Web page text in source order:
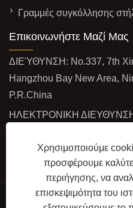
Χρησιμοποιούμε
προσφέρουμε
περιήγησης, να
επισκεψιμότητα του
Γραμμές συγκόλλησης
Επικοινωνήστε Μαζί Μας
ΔΙΕΎΘΥΝΣΗ: No.337, 7th
Hangzhou Bay New Area,
P.R.China
ΗΛΕΚΤΡΟΝΙΚΗ
ΦΑΞ: +86-574-63487678
+86-574-63487698
Πνευματικά δικαιώματα ©